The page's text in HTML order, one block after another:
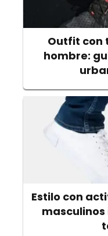
Outfit con
hombre:
Estilo con